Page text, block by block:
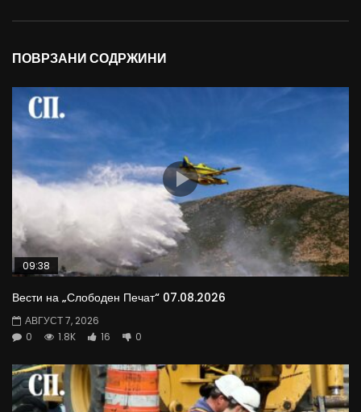
ПОВРЗАНИ СОДРЖИНИ
09:38
Вести на „Слободен Печат“ 07.08.2026
АВГУСТ 7, 2026
0
1.8K 16 0